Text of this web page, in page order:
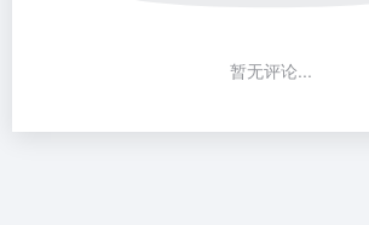
暂无评论...